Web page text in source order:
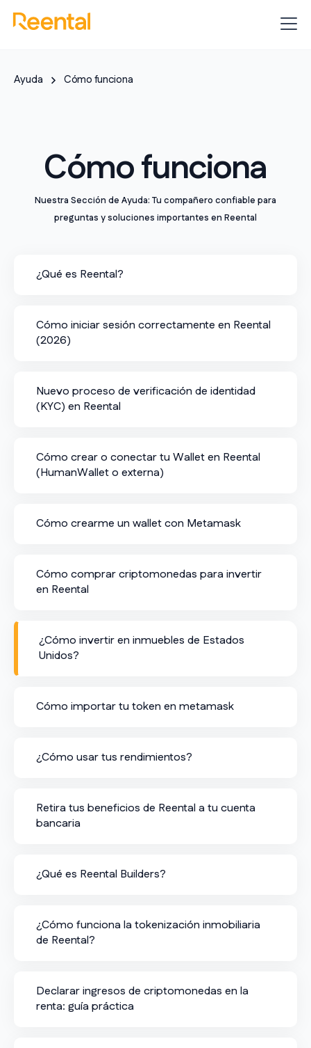
Ayuda Cómo funciona
Cómo funciona
Nuestra Sección de Ayuda: Tu compañero confiable para
preguntas y soluciones importantes en Reental
¿Qué es Reental?
Cómo iniciar sesión correctamente en Reental
(2026)
Nuevo proceso de verificación de identidad
(KYC) en Reental
Cómo crear o conectar tu Wallet en Reental
(HumanWallet o externa)
Cómo crearme un wallet con Metamask
Cómo comprar criptomonedas para invertir
en Reental
¿Cómo invertir en inmuebles de Estados
Unidos?
Cómo importar tu token en metamask
¿Cómo usar tus rendimientos?
Retira tus beneficios de Reental a tu cuenta
bancaria
¿Qué es Reental Builders?
¿Cómo funciona la tokenización inmobiliaria
de Reental?
Declarar ingresos de criptomonedas en la
renta: guía práctica